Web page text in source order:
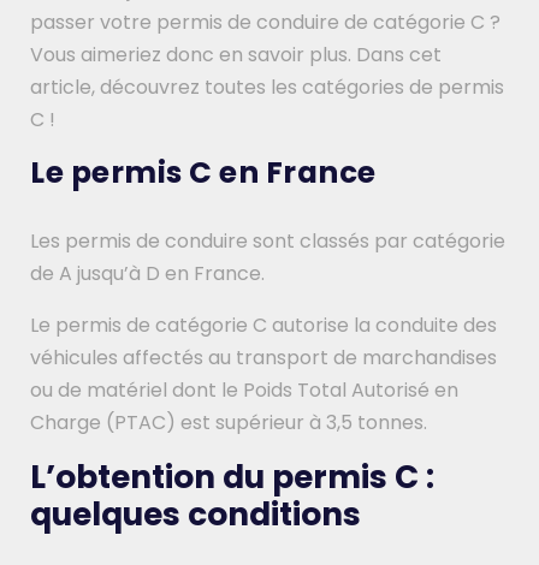
passer votre permis de conduire de catégorie C ?
Vous aimeriez donc en savoir plus. Dans cet
article, découvrez toutes les catégories de permis
C !
Le permis C en France
Les permis de conduire sont classés par catégorie
de A jusqu’à D en France.
Le permis de catégorie C autorise la conduite des
véhicules affectés au transport de marchandises
ou de matériel dont le Poids Total Autorisé en
Charge (PTAC) est supérieur à 3,5 tonnes.
L’obtention du permis C :
quelques conditions